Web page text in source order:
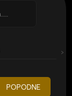
›
POPODNE